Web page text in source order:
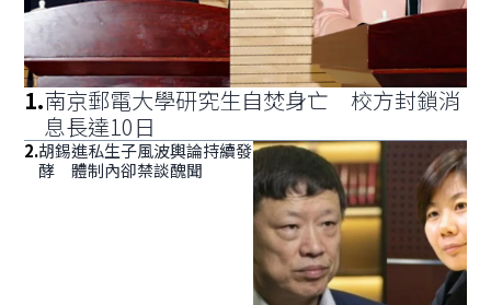
1.南京郵電大學研究生自焚身亡 校方封鎖消
息長達10日
2.胡錫進私生子風波輿論持續發
酵 體制內卻禁談醜聞